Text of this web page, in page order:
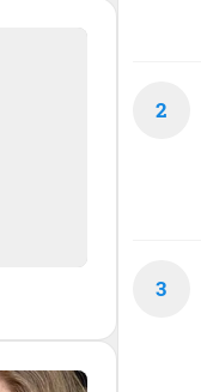
2
3